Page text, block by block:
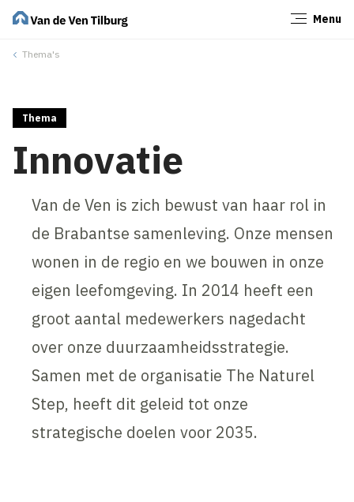
Menu
Thema's
Thema
Innovatie
Van de Ven is zich bewust van haar rol in
de Brabantse samenleving. Onze mensen
wonen in de regio en we bouwen in onze
eigen leefomgeving. In 2014 heeft een
groot aantal medewerkers nagedacht
over onze duurzaamheidsstrategie.
Samen met de organisatie The Naturel
Step, heeft dit geleid tot onze
strategische doelen voor 2035.
Sluiten